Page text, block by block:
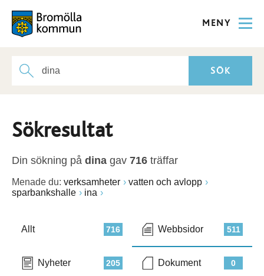
MENY
Sökresultat
Din sökning på dina gav 716 träffar
Menade du: verksamheter
vatten och avlopp
sparbankshalle
ina
716
Allt 511
Webbsidor
205
Nyheter 0
Dokument